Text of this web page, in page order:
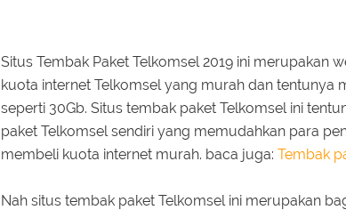
Situs Tembak Paket Telkomsel 2019 ini merupakan
kuota internet Telkomsel yang murah dan
seperti 30Gb. Situs tembak paket Telkomsel ini
paket Telkomsel sendiri yang memudahkan para
membeli kuota internet murah. baca juga: Tembak
Nah situs tembak paket Telkomsel ini merupakan